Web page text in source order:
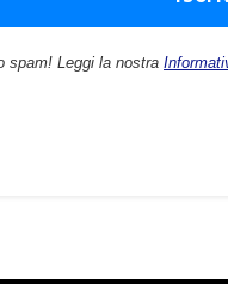
spam! Leggi la nostra